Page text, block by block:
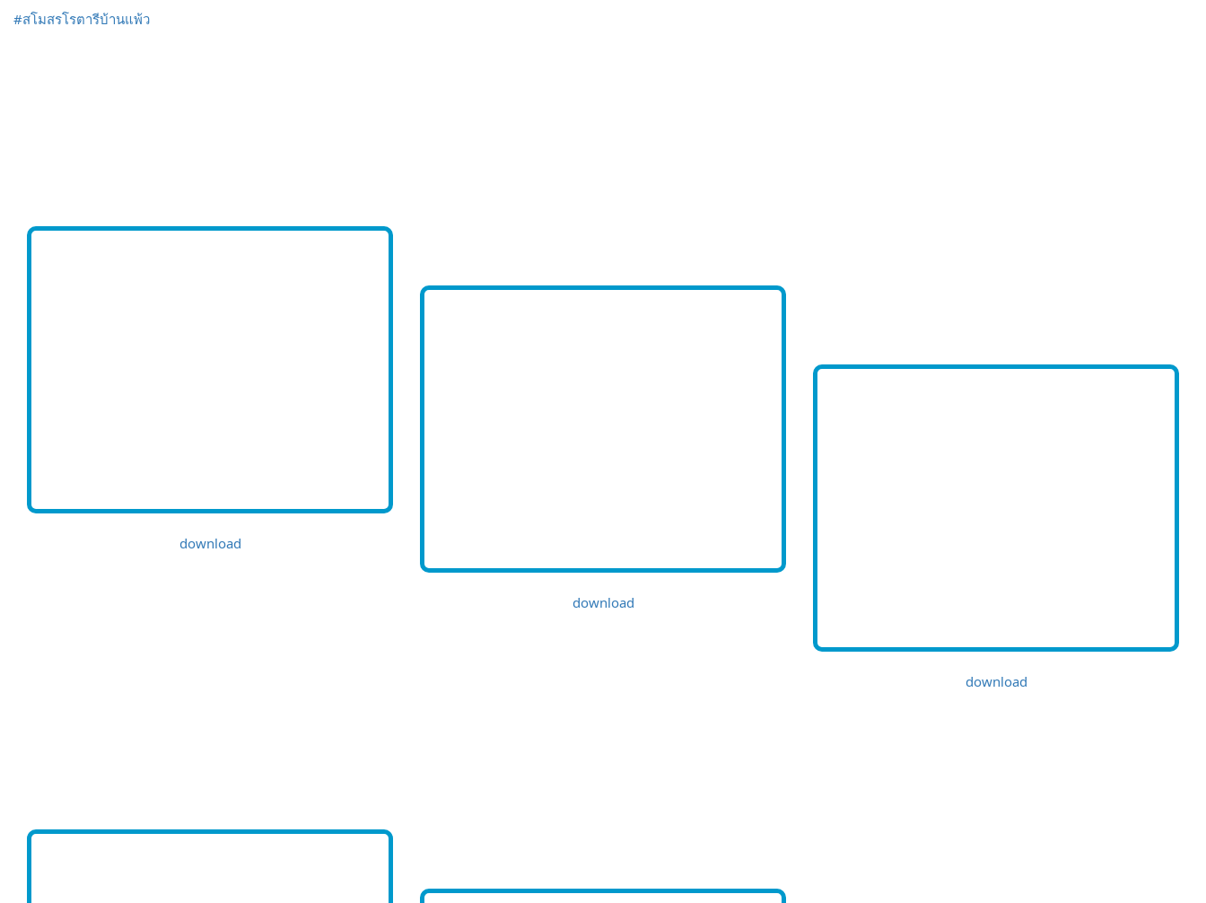
#สโมสรโรตารีบ้านแพ้ว
download
download
download